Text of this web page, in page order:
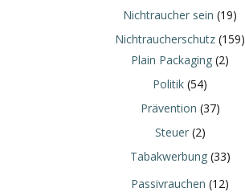
Nichtraucher sein (19)
Nichtraucherschutz (159)
Plain Packaging (2)
Politik (54)
Prävention (37)
Steuer(2)
Tabakwerbung(33)
Passivrauchen (12)